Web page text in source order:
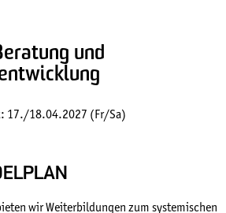
und
17./18.04.2027 (Fr/Sa)
wir Weiterbildungen zum systemischen